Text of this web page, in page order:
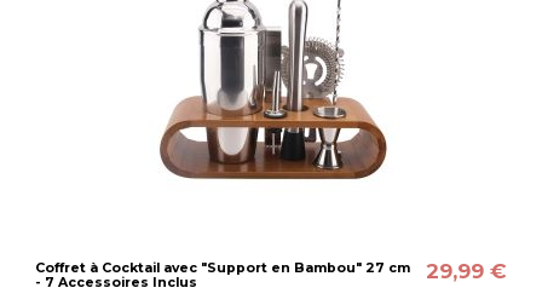
Coffret à Cocktail avec "Support en Bambou" 27 cm
- 7 Accessoires Inclus
29,99 €